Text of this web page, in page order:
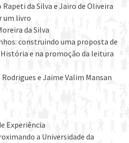
da Silva e Jairo de Oliveira
um livro
da Silva
construindo uma proposta de
História e na promoção da leitura
e Jaime Valim Mansan
Experiência
a Universidade da